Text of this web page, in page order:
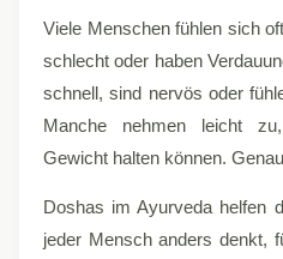
Viele Menschen fühlen sich
schlecht oder haben
schnell, sind nervös oder
Manche nehmen leicht
Gewicht halten können.
Doshas im Ayurveda helfen
jeder Mensch anders denkt,